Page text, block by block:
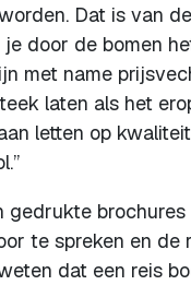
Dat is van
door de bomen
met name
laten als het
letten op
te spreken en de
dat een reis